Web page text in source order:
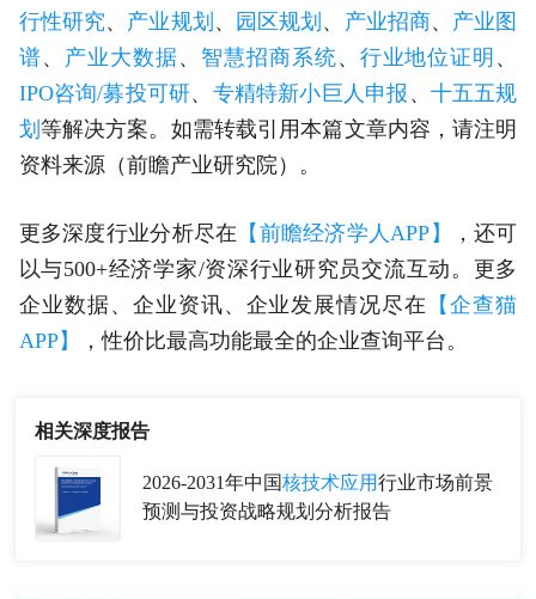
行性研究、 产业规划 、 园区规划 、 产业招商、 产业图
谱、 产业大数据、 智慧招商系统、 行业地位证明 、
IPO咨询/募投可研、 专精特新小巨人申报 、 十五五规
划 等解决方案。如需转载引用本篇文章内容，请注明
资料来源（前瞻产业研究院）。
更多深度行业分析尽在 【前瞻经济学人APP】
，还可
以与500+经济学家/资深行业研究员交流互动。更多
企业数据、企业资讯、企业发展情况尽在
【企查猫
APP】
，性价比最高功能最全的企业查询平台。
相关深度报告
2026-2031年中国核技术应用行业市场前景
预测与投资战略规划分析报告